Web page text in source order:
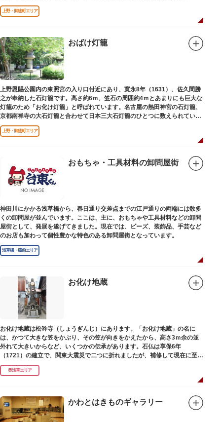
上野・御徒町エリア
おばけ灯籠
上野恩賜公園内の東照宮の入り口付近にあり、寛永8年（1631）、佐久間勝
之が奉納した石灯籠です。高さ約6ｍ、笠石の周囲約4ｍとあまりにも巨大な
灯籠のため「お化け灯籠」と呼ばれています。名古屋の熱田神宮の石灯籠、
京都南禅寺の大石灯籠と合わせて日本三大石灯籠のひとつに数えられていま
す。
上野・御徒町エリア
おもちゃ・工具材料の卸問屋街
神田川にかかる浅草橋から、春日通り交差点までの江戸通りの両端には数多
くの卸問屋が並んでいます。ここは、主に、おもちゃや工具材料などの卸問
屋街として、発展を遂げてきました。現在では、ビーズ、装飾品、手芸など
のお店も加わって個性豊かな特色のある卸問屋街となっています。
浅草橋・蔵前エリア
お化け地蔵
お化け地蔵は松吟寺（しょうぎんじ）にあります。「お化け地蔵」の名に
は、かつて大きな笠をかぶり、その笠が向きをかえたから、高さ3ｍ余の並
外れて大きいからなど、いくつかの伝承があります。石仏は享保6年
（1721）の建立で、関東大震災で二つに折れましたが、補修して現在に至っ
ています。常夜灯は、寛政2年（1790）に建てられました。
奥浅草エリア
かわとはきものギャラリー